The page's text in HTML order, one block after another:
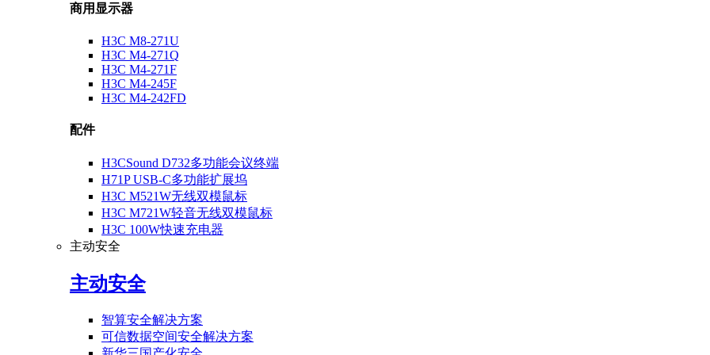
商用显示器
H3C M8-271U
H3C M4-271Q
H3C M4-271F
H3C M4-245F
H3C M4-242FD
配件
H3CSound D732多功能会议终端
H71P USB-C多功能扩展坞
H3C M521W无线双模鼠标
H3C M721W轻音无线双模鼠标
H3C 100W快速充电器
主动安全
主动安全
智算安全解决方案
可信数据空间安全解决方案